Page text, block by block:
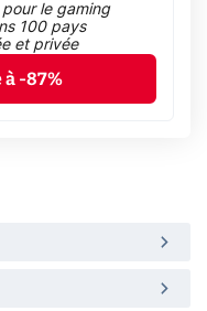
le gaming
100 pays
et privée
-87%